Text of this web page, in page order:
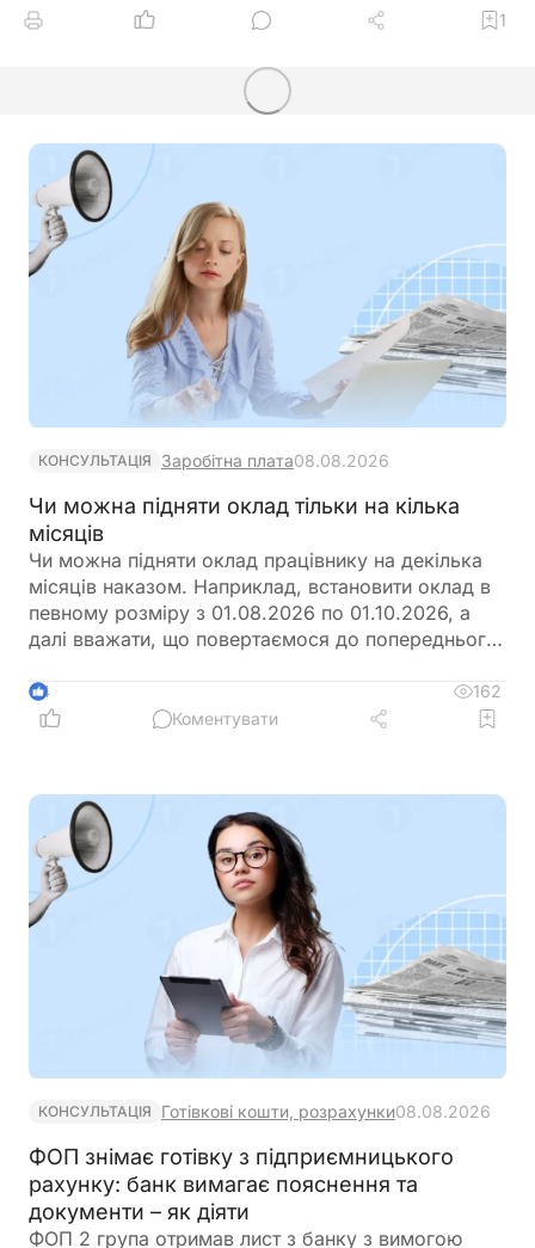
1
КОНСУЛЬТАЦІЯ Заробітна плата08.08.2026
Чи можна підняти оклад тільки на кілька
місяців
Чи можна підняти оклад працівнику на декілька
місяців наказом. Наприклад, встановити оклад в
певному розміру з 01.08.2026 по 01.10.2026, а
далі вважати, що повертаємося до попереднього
4
162
Коментувати
КОНСУЛЬТАЦІЯ Готівкові кошти, розрахунки08.08.2026
ФОП знімає готівку з підприємницького
рахунку: банк вимагає пояснення та
документи – як діяти
ФОП 2 група отримав лист з банку з вимогою